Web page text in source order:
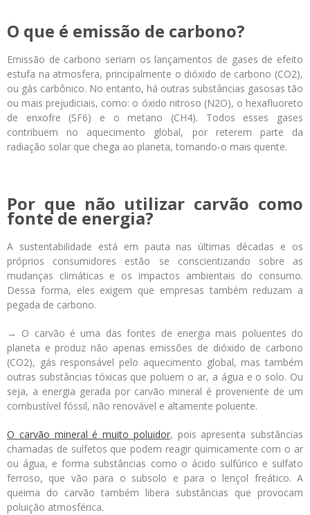
O que é emissão de carbono?
Emissão de carbono seriam os lançamentos de gases de efeito
estufa na atmosfera, principalmente o dióxido de carbono (CO2),
ou gás carbônico. No entanto, há outras substâncias gasosas tão
ou mais prejudiciais, como: o óxido nitroso (N2O), o hexafluoreto
de enxofre (SF6) e o metano (CH4). Todos esses gases
contribuem no aquecimento global, por reterem parte da
radiação solar que chega ao planeta, tornando-o mais quente.
Por que não utilizar carvão como
fonte de energia?
A sustentabilidade está em pauta nas últimas décadas e os
próprios consumidores estão se conscientizando sobre as
mudanças climáticas e os impactos ambientais do consumo.
Dessa forma, eles exigem que empresas também reduzam a
pegada de carbono.
→ O carvão é uma das fontes de energia mais poluentes do
planeta e produz não apenas emissões de dióxido de carbono
(CO2), gás responsável pelo aquecimento global, mas também
outras substâncias tóxicas que poluem o ar, a água e o solo. Ou
seja, a energia gerada por carvão mineral é proveniente de um
combustível fóssil, não renovável e altamente poluente.
O carvão mineral é muito poluidor, pois apresenta substâncias
chamadas de sulfetos que podem reagir quimicamente com o ar
ou água, e forma substâncias como o ácido sulfúrico e sulfato
ferroso, que vão para o subsolo e para o lençol freático. A
queima do carvão também libera substâncias que provocam
poluição atmosférica.